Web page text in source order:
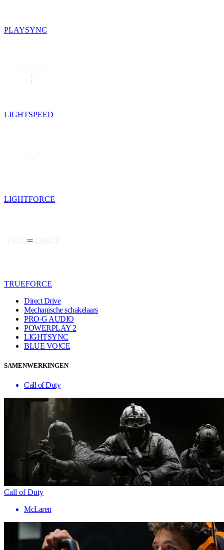
PLAYSYNC
LIGHTSPEED
LIGHTFORCE
TRUEFORCE
Direct Drive
Mechanische schakelaars
PRO-G AUDIO
POWERPLAY 2
LIGHTSYNC
BLUE VO!CE
SAMENWERKINGEN
Call of Duty
Call of Duty
McLaren